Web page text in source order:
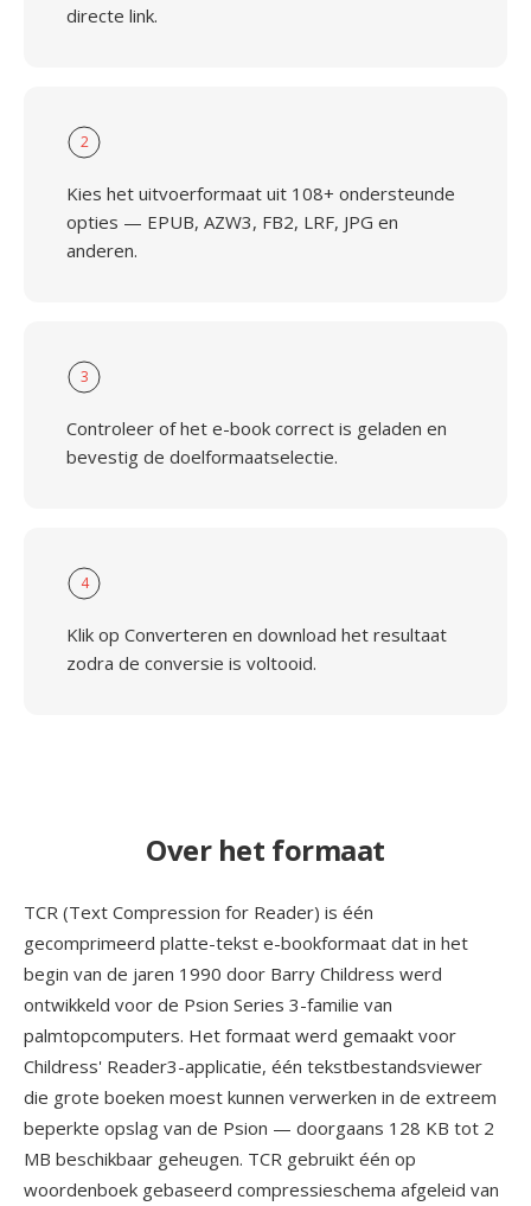
directe link.
2
Kies het uitvoerformaat uit 108+ ondersteunde
opties — EPUB, AZW3, FB2, LRF, JPG en
anderen.
3
Controleer of het e-book correct is geladen en
bevestig de doelformaatselectie.
4
Klik op Converteren en download het resultaat
zodra de conversie is voltooid.
Over het formaat
TCR (Text Compression for Reader) is één
gecomprimeerd platte-tekst e-bookformaat dat in het
begin van de jaren 1990 door Barry Childress werd
ontwikkeld voor de Psion Series 3-familie van
palmtopcomputers. Het formaat werd gemaakt voor
Childress' Reader3-applicatie, één tekstbestandsviewer
die grote boeken moest kunnen verwerken in de extreem
beperkte opslag van de Psion — doorgaans 128 KB tot 2
MB beschikbaar geheugen. TCR gebruikt één op
woordenboek gebaseerd compressieschema afgeleid van